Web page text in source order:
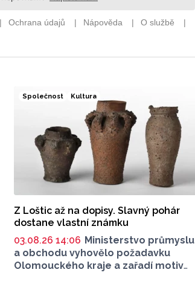
Společnost Kultura
Z Loštic až na dopisy. Slavný pohár
dostane vlastní známku
03.08.26 14:06 Ministerstvo průmyslu
a obchodu vyhovělo požadavku
Olomouckého kraje a zařadí motiv